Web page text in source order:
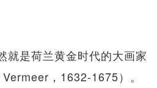
就是荷兰黄金时代的大画家
，1632-1675）。